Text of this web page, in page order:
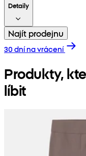
Detaily
Najít prodejnu
30 dní na vrácení
Produkty,
líbit